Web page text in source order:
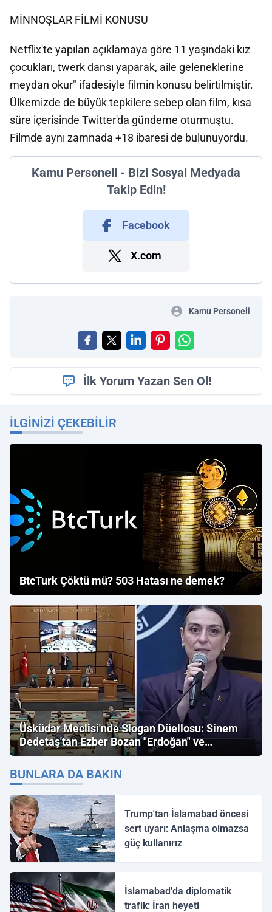
MİNNOŞLAR FİLMİ KONUSU
Netflix'te yapılan açıklamaya göre 11 yaşındaki kız
çocukları, twerk dansı yaparak, aile geleneklerine
meydan okur" ifadesiyle filmin konusu belirtilmiştir.
Ülkemizde de büyük tepkilere sebep olan film, kısa
süre içerisinde Twitter'da gündeme oturmuştu.
Filmde aynı zamnada +18 ibaresi de bulunuyordu.
Kamu Personeli - Bizi Sosyal Medyada
Takip Edin!
Facebook
X.com
Kamu Personeli
İlk Yorum Yazan Sen Ol!
İLGINIZI ÇEKEBILIR
BtcTurk Çöktü mü? 503 Hatası ne demek?
Üsküdar Meclisi'nde Slogan Düellosu: Sinem
Dedetaş'tan Ezber Bozan "Erdoğan" ve
"İmamoğlu" Çıkışı!
BUNLARA DA BAKIN
Trump'tan İslamabad öncesi
sert uyarı: Anlaşma olmazsa
güç kullanırız
İslamabad'da diplomatik
trafik: İran heyeti